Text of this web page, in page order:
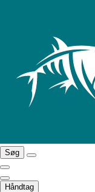
Søg
Håndtag